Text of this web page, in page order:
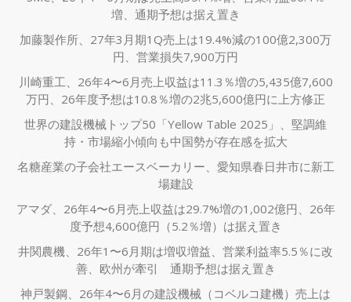
増、通期予想は据え置き
加藤製作所、27年3月期1Q売上は19.4%減の100億2,300万
円、営業損失7,900万円
川崎重工、26年4〜6月売上収益は11.3％増の5,435億7,600
万円、26年度予想は10.8％増の2兆5,600億円に上方修正
世界の建設機械トップ50「Yellow Table 2025」、堅調維
持・市場縮小傾向も中国勢が存在感を拡大
名糖産業の子会社エースベーカリー、愛知県春日井市に新工
場建設
アマダ、26年4〜6月売上収益は29.7%増の1,002億円、26年
度予想4,600億円（5.2％増）は据え置き
井関農機、26年1〜6月期は増収増益、営業利益率5.5％に改
善、欧州が牽引 通期予想は据え置き
神戸製鋼、26年4〜6月の建設機械（コベルコ建機）売上は